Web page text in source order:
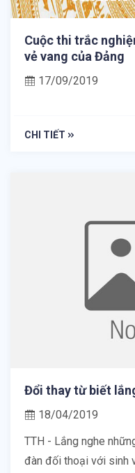
Cuộc thi trắc
vẻ vang của Đảng
17/09/2019
CHI TIẾT
Đổi thay từ biết
18/04/2019
TTH - Lắng nghe
đàn đối thoại với sinh